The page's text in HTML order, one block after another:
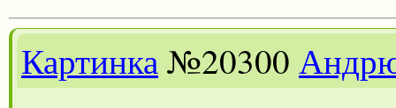
Картинка№20300